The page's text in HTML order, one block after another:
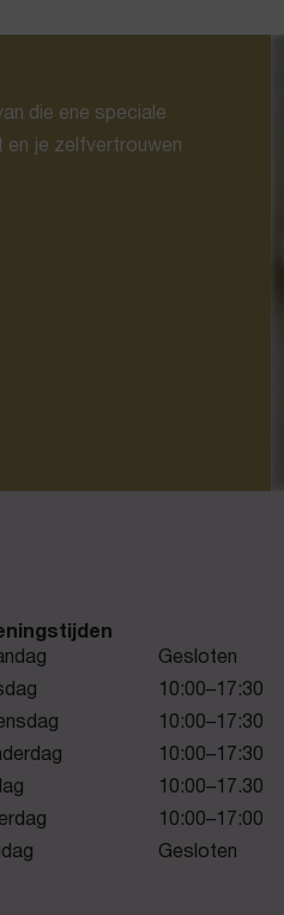
die ene speciale
je zelfvertrouwen
Gesloten
10:00–17:30
10:00–17:30
10:00–17:30
10:00–17.30
10:00–17:00
Gesloten